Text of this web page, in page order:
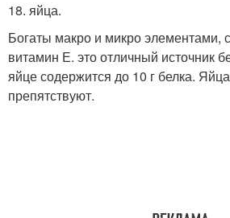
18. яйца.
Богаты макро и микро элементами,
витамин Е. это отличный источник
яйце содержится до 10 г белка.
препятствуют.